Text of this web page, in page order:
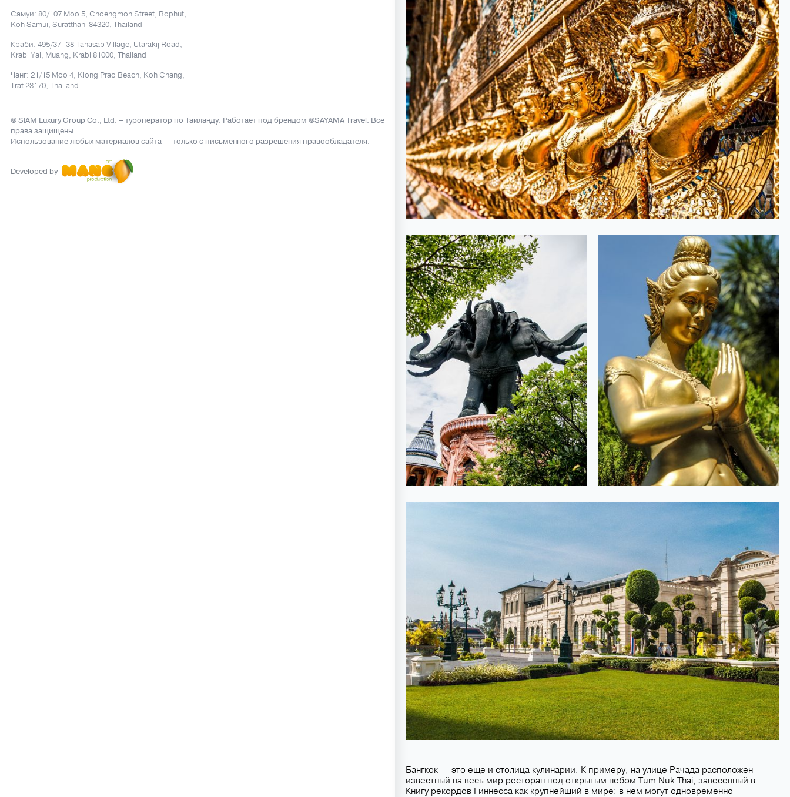
Самуи: 80/107 Moo 5, Choengmon Street, Bophut,
Koh Samui, Suratthani 84320, Thailand
Краби: 495/37–38 Tanasap Village, Utarakij Road,
Krabi Yai, Muang, Krabi 81000, Thailand
Чанг: 21/15 Moo 4, Klong Prao Beach, Koh Chang,
Trat 23170, Thailand
© SIAM Luxury Group Co., Ltd. – туроператор по Таиланду. Работает под брендом ©SAYAMA Travel. Все
права защищены.
Использование любых материалов сайта — только с письменного разрешения правообладателя.
Developed by
Бангкок — это еще и столица кулинарии. К примеру, на улице Рачада расположен
известный на весь мир ресторан под открытым небом Tum Nuk Thai, занесенный в
Книгу рекордов Гиннесса как крупнейший в мире: в нем могут одновременно